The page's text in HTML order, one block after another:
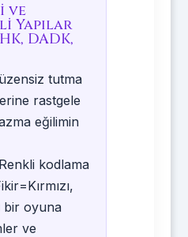
ve
Yapılar
DADK,
tutma
rastgele
eğilimin
Renkli kodlama
bir oyuna
ve